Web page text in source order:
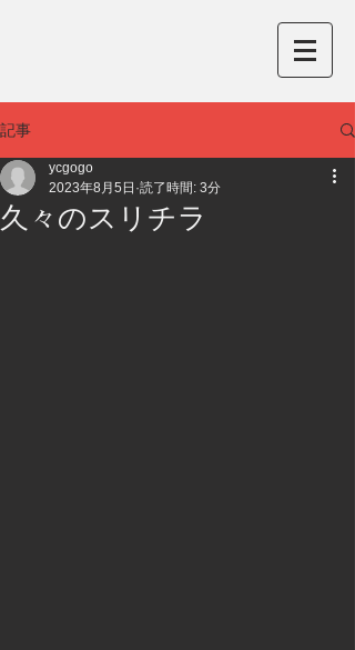
記事
久々のスリチラ
ycgogo
2023年8月5日 読了時間: 3分